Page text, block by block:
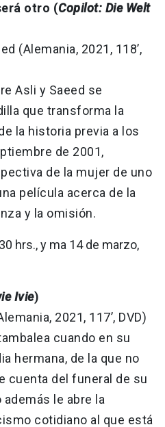
otro (Copilot: Die Welt
(Alemania, 2021, 118’,
Asli y Saeed se
que transforma la
la historia previa a los
de 2001,
de la mujer de uno
película acerca de la
y la omisión.
hrs., y ma 14 de marzo,
Ivie)
2021, 117’, DVD)
cuando en su
hermana, de la que no
cuenta del funeral de su
además le abre la
cotidiano al que está